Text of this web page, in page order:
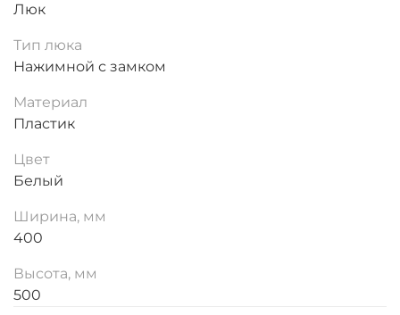
Люк
Тип люка
Нажимной с замком
Материал
Пластик
Цвет
Белый
Ширина, мм
400
Высота, мм
500